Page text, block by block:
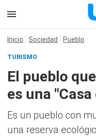
Inicio Sociedad Pueblo
TURISMO
El pueblo
es una
Es un pueblo con
una reserva